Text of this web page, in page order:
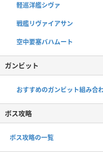
軽巡洋艦シヴァ
戦艦リヴァイアサン
空中要塞バハムート
ガンビット
おすすめのガンビット組み合
ボス攻略
ボス攻略の一覧